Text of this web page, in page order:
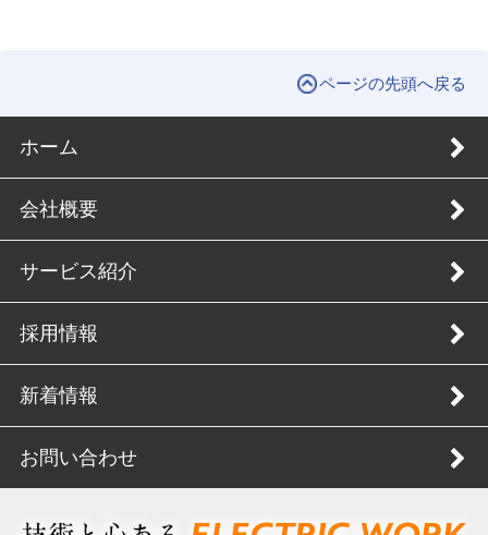
ページの先頭へ戻る
ホーム
会社概要
サービス紹介
採用情報
新着情報
お問い合わせ